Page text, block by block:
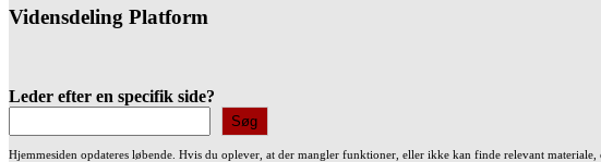
Vidensdeling Platform
Leder efter en specifik side?
Søg
Hjemmesiden opdateres løbende. Hvis du oplever, at der mangler funktioner, eller ikke kan finde relevant